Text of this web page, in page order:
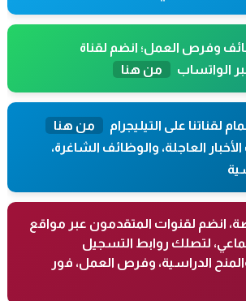
وفرص العمل؛ انضم لقناة
الواتساب
من هنا
لقناتنا على التيليجرام
من هنا
العاجلة، والوظائف الشاغرة،
انضم لقنوات المتقدمون عبر مواقع
لتصلك روابط التسجيل
الدراسية، وفرص العمل، فور